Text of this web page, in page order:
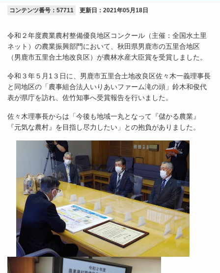
コンテンツ番号：57711 更新日： 2021年05月18日
令和２年度農業農村整備優良地区コンクール（主催：全国水土里
ネット）の農業振興部門において、秋田県男鹿市の五里合地区
（男鹿市五里合土地改良区）が農林水産大臣賞を受賞しました。
令和３年５月1３日に、男鹿市五里合土地改良区佐々木一義理事長
と同地区の「農事組合法人いりあいファーム滝の頭」鈴木和俊代
表が県庁を訪れ、佐竹知事へ受賞報告を行いました。
佐々木理事長からは「今後も地域一丸となって『儲かる農業』
『元気な農村』を目指し尽力したい」との抱負がありました。